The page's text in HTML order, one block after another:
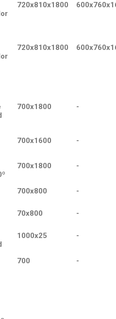
720x810x1800
720x810x1800
700x1800 -
700x1600 -
700x1800 -
700x800 -
70x800 -
1000x25 -
700 -